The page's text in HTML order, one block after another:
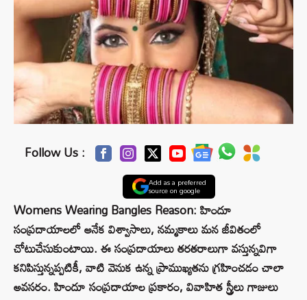
Follow Us :
Add as a preferred
source on google
Womens Wearing Bangles Reason: హిందూ
సంప్రదాయాలలో అనేక విశ్వాసాలు, నమ్మకాలు మన జీవితంలో
చోటుచేసుకుంటాయి. ఈ సంప్రదాయాలు తరతరాలుగా వస్తున్నవిగా
కనిపిస్తున్నప్పటికీ, వాటి వెనుక ఉన్న ప్రాముఖ్యతను గ్రహించడం చాలా
అవసరం. హిందూ సంప్రదాయాల ప్రకారం, వివాహిత స్త్రీలు గాజులు